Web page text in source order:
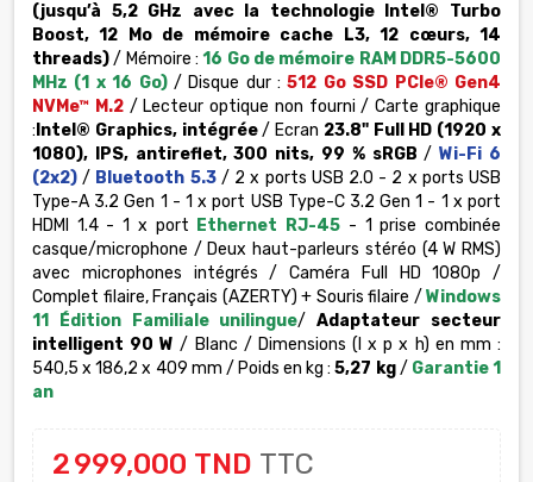
(jusqu’à 5,2 GHz avec la technologie Intel® Turbo
Boost, 12 Mo de mémoire cache L3, 12 cœurs, 14
threads)/ Mémoire : 16 Go de mémoire RAM DDR5-5600
MHz (1 x 16 Go)/ Disque dur :512 Go SSD PCIe® Gen4
NVMe™ M.2/ Lecteur optique non fourni / Carte graphique
: Intel® Graphics, intégrée/ Ecran 23.8" Full HD (1920 x
1080), IPS, antireflet, 300 nits, 99 % sRGB /Wi-Fi 6
(2x2) / Bluetooth 5.3/ 2 x ports USB 2.0 - 2 x ports USB
Type-A 3.2 Gen 1 - 1 x port USB Type-C 3.2 Gen 1 - 1 x port
HDMI 1.4 - 1 x port Ethernet RJ-45 - 1 prise combinée
casque/microphone / Deux haut-parleurs stéréo (4 W RMS)
avec microphones intégrés / Caméra Full HD 1080p /
Complet filaire, Français (AZERTY) + Souris filaire / Windows
11 Édition Familiale unilingue/Adaptateur secteur
intelligent 90 W / Blanc / Dimensions (l x p x h) en mm :
540,5 x 186,2 x 409 mm / Poids en kg :5,27 kg/ Garantie 1
an
2 999,000 TND TTC